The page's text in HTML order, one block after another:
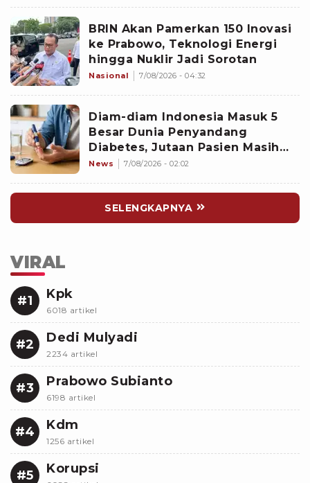
BRIN Akan Pamerkan 150 Inovasi
ke Prabowo, Teknologi Energi
hingga Nuklir Jadi Sorotan
Nasional 7/08/2026 - 04:32
Diam-diam Indonesia Masuk 5
Besar Dunia Penyandang
Diabetes, Jutaan Pasien Masih
Kesulitan Berobat
News 7/08/2026 - 02:02
SELENGKAPNYA
VIRAL
#1 Kpk
6018 artikel
#2 Dedi Mulyadi
2234 artikel
#3 Prabowo Subianto
6198 artikel
#4 Kdm
1256 artikel
#5 Korupsi